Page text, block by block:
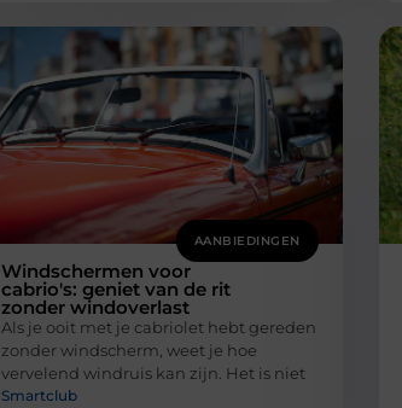
AANBIEDINGEN
Windschermen voor
cabrio's: geniet van de rit
zonder windoverlast
Als je ooit met je cabriolet hebt gereden
zonder windscherm, weet je hoe
vervelend windruis kan zijn. Het is niet
Smartclub